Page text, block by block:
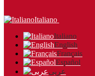
Italiano
Italiano
English
Français
Español
عربى